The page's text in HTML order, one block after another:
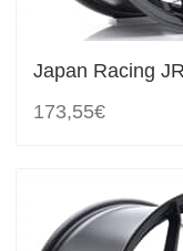
Japan Racing
173,55€